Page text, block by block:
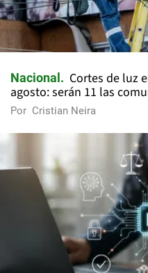
Nacional
Cortes de luz
agosto: serán 11 las
Por Cristian Neira